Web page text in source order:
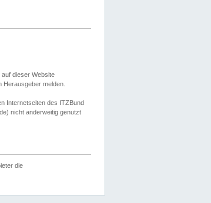
dieser Website
melden.
Internetseiten des ITZBund
nicht anderweitig genutzt
die